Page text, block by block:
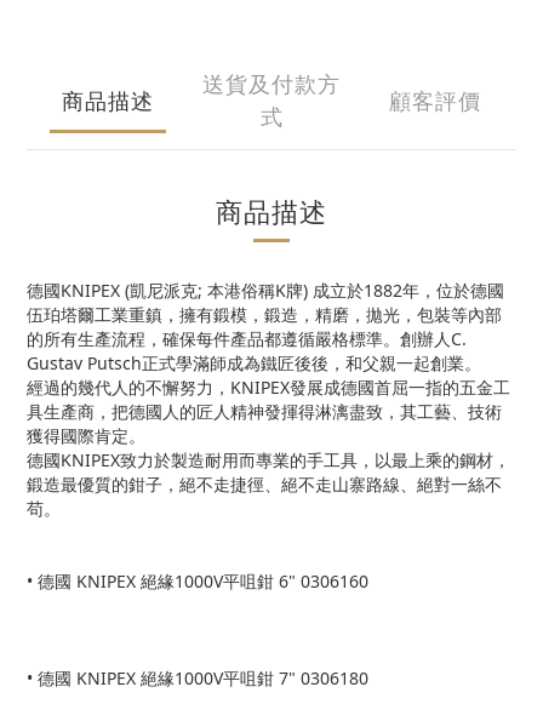
商品描述
送貨及付款方
式
顧客評價
商品描述
德國KNIPEX (凱尼派克; 本港俗稱K牌) 成立於1882年，位於德國
伍珀塔爾工業重鎮，擁有鍛模，鍛造，精磨，拋光，包裝等內部
的所有生產流程，確保每件產品都遵循嚴格標準。創辦人C.
Gustav Putsch正式學滿師成為鐵匠後後，和父親一起創業。
經過的幾代人的不懈努力，KNIPEX發展成德國首屈一指的五金工
具生產商，把德國人的匠人精神發揮得淋漓盡致，其工藝、技術
獲得國際肯定。
德國KNIPEX致力於製造耐用而專業的手工具，以最上乘的鋼材，
鍛造最優質的鉗子，絕不走捷徑、絕不走山寨路線、絕對一絲不
苟。
• 德國 KNIPEX 絕緣1000V平咀鉗 6" 0306160
• 德國 KNIPEX 絕緣1000V平咀鉗 7" 0306180